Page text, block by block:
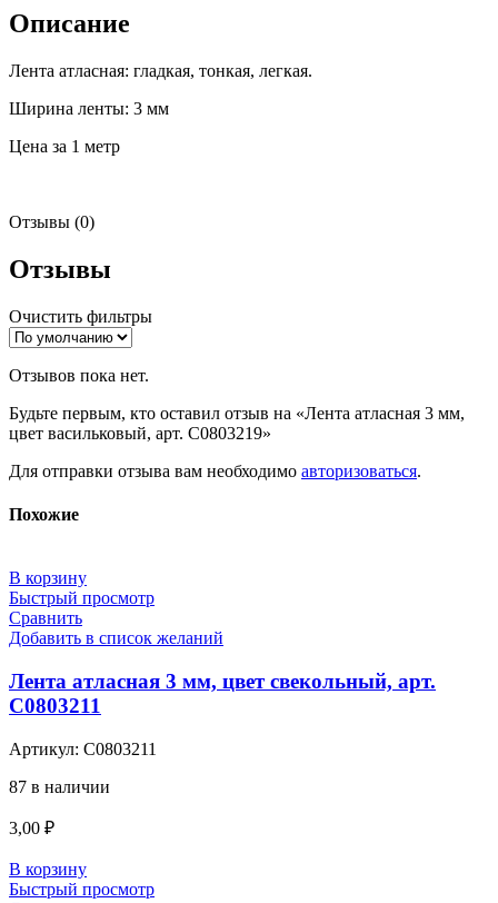
Описание
Лента атласная: гладкая, тонкая, легкая.
Ширина ленты: 3 мм
Цена за 1 метр
Отзывы (0)
Отзывы
Очистить фильтры
Отзывов пока нет.
Будьте первым, кто оставил отзыв на «Лента атласная 3 мм,
цвет васильковый, арт. С0803219»
Для отправки отзыва вам необходимо авторизоваться.
Похожие
В корзину
Быстрый просмотр
Сравнить
Добавить в список желаний
Лента атласная 3 мм, цвет свекольный, арт.
С0803211
Артикул: С0803211
87 в наличии
3,00 ₽
В корзину
Быстрый просмотр